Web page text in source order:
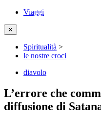
Viaggi
✕
Spiritualità >
le nostre croci
diavolo
L’errore che
diffusione di